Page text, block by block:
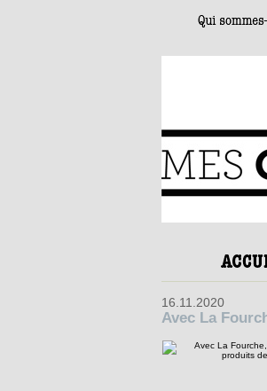
16.11.2020
Avec La